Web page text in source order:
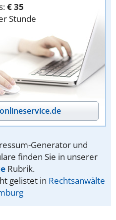
€ 35
Stunde
Generator und
finden Sie in unserer
Rubrik.
gelistet in Rechtsanwälte